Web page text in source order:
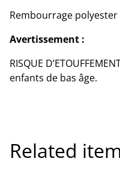
Rembourrage
Avertissement :
RISQUE
enfants de bas âge.
Related